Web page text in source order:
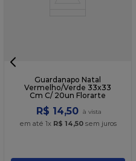
Guardanapo Natal
Vermelho/Verde 33x33
Cm C/ 20un Florarte
R$ 14,50
em até 1x R$ 14,50sem juros